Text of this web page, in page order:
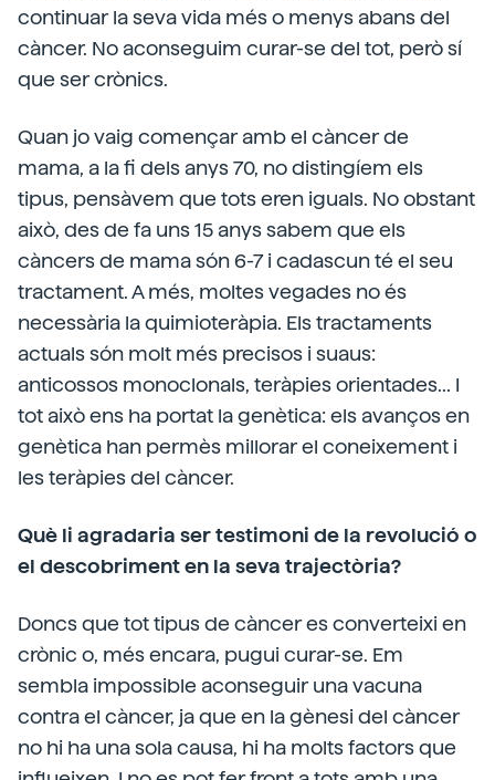
continuar la seva vida més o menys abans del
càncer. No aconseguim curar-se del tot, però sí
que ser crònics.
Quan jo vaig començar amb el càncer de
mama, a la fi dels anys 70, no distingíem els
tipus, pensàvem que tots eren iguals. No obstant
això, des de fa uns 15 anys sabem que els
càncers de mama són 6-7 i cadascun té el seu
tractament. A més, moltes vegades no és
necessària la quimioteràpia. Els tractaments
actuals són molt més precisos i suaus:
anticossos monoclonals, teràpies orientades... I
tot això ens ha portat la genètica: els avanços en
genètica han permès millorar el coneixement i
les teràpies del càncer.
Què li agradaria ser testimoni de la revolució o
el descobriment en la seva trajectòria?
Doncs que tot tipus de càncer es converteixi en
crònic o, més encara, pugui curar-se. Em
sembla impossible aconseguir una vacuna
contra el càncer, ja que en la gènesi del càncer
no hi ha una sola causa, hi ha molts factors que